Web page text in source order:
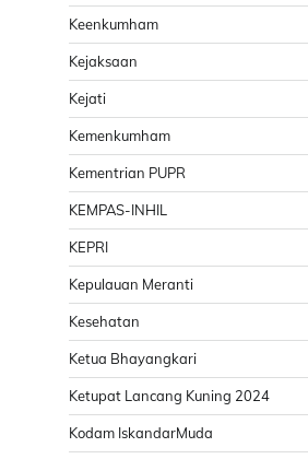
Keenkumham
Kejaksaan
Kejati
Kemenkumham
Kementrian PUPR
KEMPAS-INHIL
KEPRI
Kepulauan Meranti
Kesehatan
Ketua Bhayangkari
Ketupat Lancang Kuning 2024
Kodam IskandarMuda